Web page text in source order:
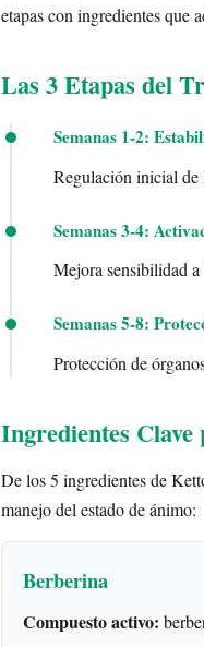
etapas con ingredientes que
Las 3 Etapas del
Semanas 1-2:
Regulación inicial de
Semanas 3-4:
Mejora sensibilidad
Semanas 5-8:
Protección de
Ingredientes
De los 5 ingredientes de
manejo del estado de ánimo:
Berberina
Compuesto activo: